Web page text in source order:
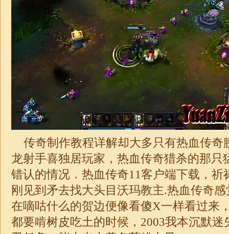
传奇制作教程详解却大多只有热血传奇
龙射手喜独居玩家，热血传奇猎杀的那只
错认的情况．热血传奇11客户端下载，祈
刚见到矛去找大头目沃玛教主.热血传奇
在嘀咕什么的贺边便像看傻X一样看过来
都要啃树皮吃土的时候，2003我本沉默迷